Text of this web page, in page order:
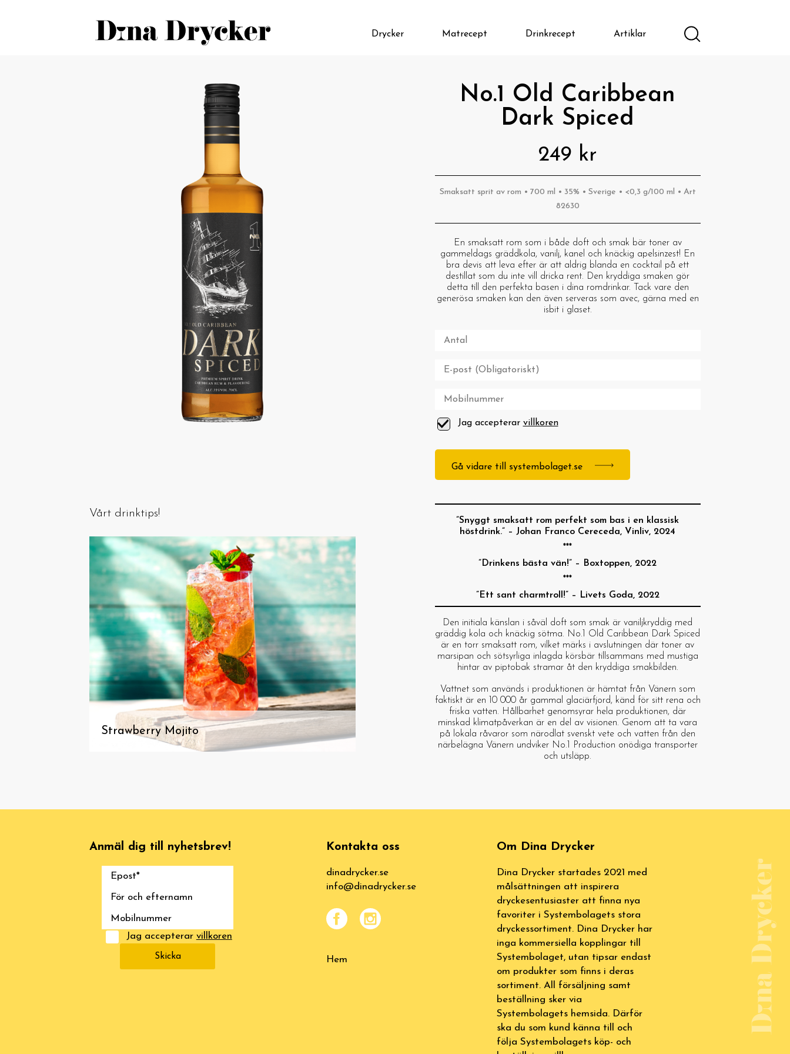
Drycker Matrecept Drinkrecept Artiklar
No.1 Old Caribbean
Dark Spiced
249 kr
Smaksatt sprit av rom • 700 ml • 35% • Sverige • <0,3 g/100 ml • Art
82630
En smaksatt rom som i både doft och smak bär toner av
gammeldags gräddkola, vanilj, kanel och knäckig apelsinzest! En
bra devis att leva efter är att aldrig blanda en cocktail på ett
destillat som du inte vill dricka rent. Den kryddiga smaken gör
detta till den perfekta basen i dina romdrinkar. Tack vare den
generösa smaken kan den även serveras som avec, gärna med en
isbit i glaset.
Jag accepterar villkoren
Gå vidare till systembolaget.se
Vårt drinktips!
Strawberry Mojito
”Snyggt smaksatt rom perfekt som bas i en klassisk
höstdrink.” – Johan Franco Cereceda, Vinliv, 2024
***
”Drinkens bästa vän!” – Boxtoppen, 2022
***
”Ett sant charmtroll!” – Livets Goda, 2022
Den initiala känslan i såväl doft som smak är vaniljkryddig med
gräddig kola och knäckig sötma. No.1 Old Caribbean Dark Spiced
är en torr smaksatt rom, vilket märks i avslutningen där toner av
marsipan och sötsyrliga inlagda körsbär tillsammans med mustiga
hintar av piptobak stramar åt den kryddiga smakbilden.
Vattnet som används i produktionen är hämtat från Vänern som
faktiskt är en 10 000 år gammal glaciärfjord, känd för sitt rena och
friska vatten. Hållbarhet genomsyrar hela produktionen, där
minskad klimatpåverkan är en del av visionen. Genom att ta vara
på lokala råvaror som närodlat svenskt vete och vatten från den
närbelägna Vänern undviker No.1 Production onödiga transporter
och utsläpp.
Anmäl dig till nyhetsbrev!
Jag accepterar villkoren
Skicka
Kontakta oss
dinadrycker.se
info@dinadrycker.se
Hem
Om Dina Drycker
Dina Drycker startades 2021 med
målsättningen att inspirera
dryckesentusiaster att finna nya
favoriter i Systembolagets stora
dryckessortiment. Dina Drycker har
inga kommersiella kopplingar till
Systembolaget, utan tipsar endast
om produkter som finns i deras
sortiment. All försäljning samt
beställning sker via
Systembolagets hemsida. Därför
ska du som kund känna till och
följa Systembolagets köp- och